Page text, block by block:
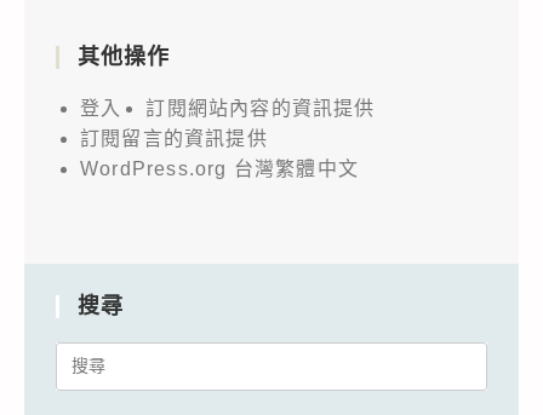
其他操作
登入
訂閱網站內容的資訊提供
訂閱留言的資訊提供
WordPress.org 台灣繁體中文
搜尋
Search